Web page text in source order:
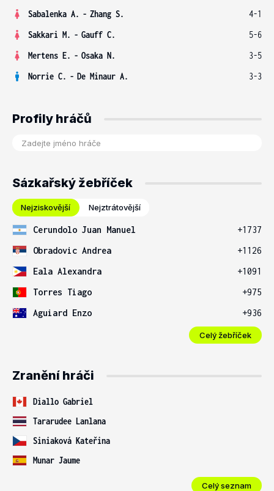
Sabalenka A. - Zhang S.
4-1
Sakkari M. - Gauff C.
5-6
Mertens E. - Osaka N.
3-5
Norrie C. - De Minaur A. 3-3
Profily hráčů
Sázkařský žebříček
Nejziskovější Nejztrátovější
Cerundolo Juan Manuel
+1737
Obradovic Andrea
+1126
Eala Alexandra
+1091
Torres Tiago
+975
Aguiard Enzo
+936
Celý žebříček
Zranění hráči
Diallo Gabriel
Tararudee Lanlana
Siniaková Kateřina
Munar Jaume
Celý seznam